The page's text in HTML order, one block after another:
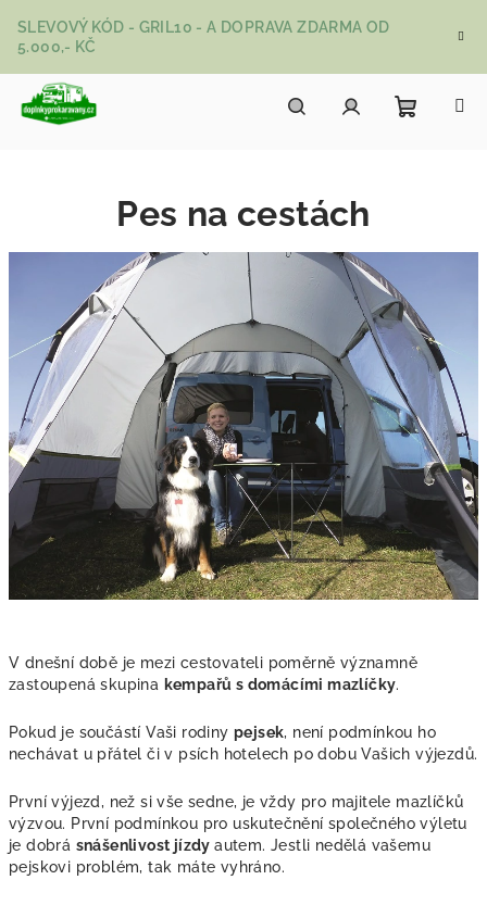
SLEVOVÝ KÓD - GRIL10 - A DOPRAVA ZDARMA OD
5.000,- KČ
Pes na cestách
V dnešní době je mezi cestovateli poměrně významně
zastoupená skupina kempařů s domácími mazlíčky.
Pokud je součástí Vaši rodiny pejsek, není podmínkou ho
nechávat u přátel či v psích hotelech po dobu Vašich výjezdů.
První výjezd, než si vše sedne, je vždy pro majitele mazlíčků
výzvou. První podmínkou pro uskutečnění společného výletu
je dobrá snášenlivost jízdy autem. Jestli nedělá vašemu
pejskovi problém, tak máte vyhráno.